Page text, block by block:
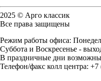
2025 © Арго классик
Все права защищены
Режим работы офиса:
Суббота и Воскресенье -
В праздничные дни возможны
Телефон/факс колл центра: